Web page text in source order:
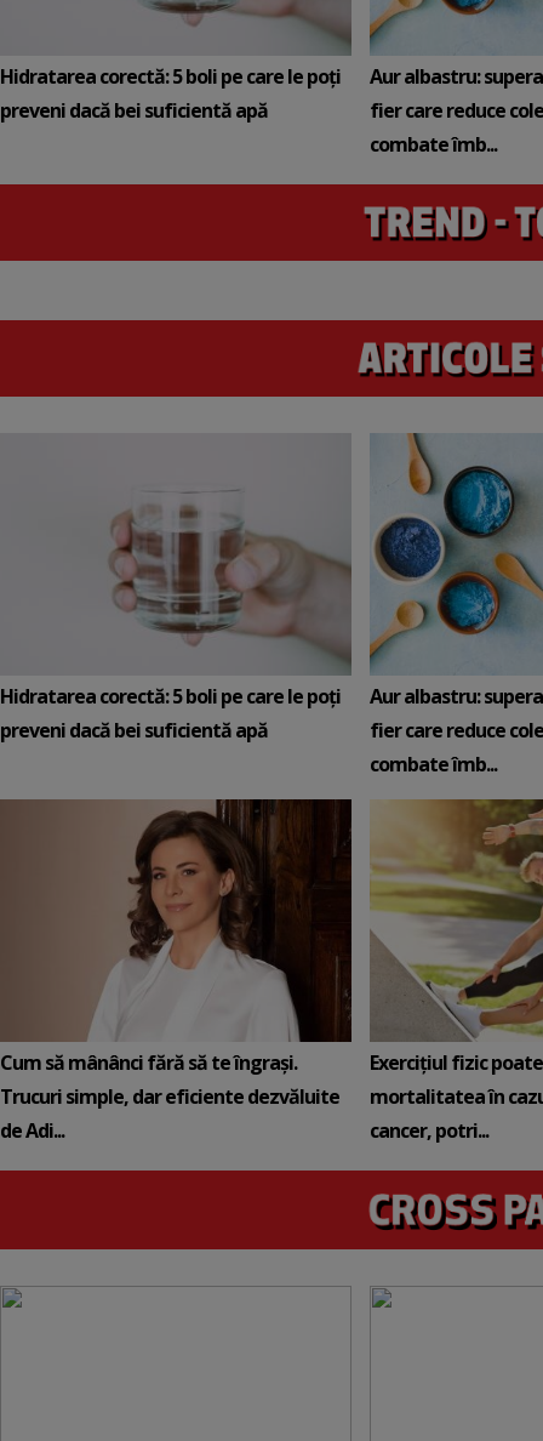
Hidratarea corectă: 5 boli pe care le poți
preveni dacă bei suficientă apă
Aur albastru:
fier care reduce
combate îmb...
Hidratarea corectă: 5 boli pe care le poți
preveni dacă bei suficientă apă
Aur albastru:
fier care reduce
combate îmb...
Cum să mânânci fără să te îngrași.
Trucuri simple, dar eficiente dezvăluite
de Adi...
Exercițiul fizic
mortalitatea în
cancer, potri...